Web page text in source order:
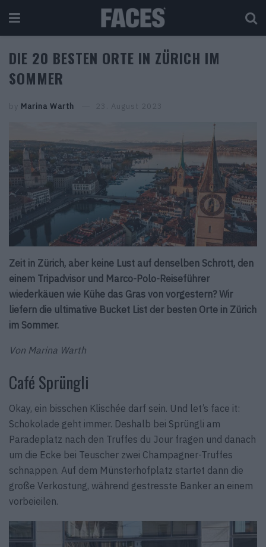
DIE 20 BESTEN ORTE IN ZÜRICH IM
SOMMER
by Marina Warth 23. August 2023
Zeit in Zürich, aber keine Lust auf denselben Schrott, den
einem Tripadvisor und Marco-Polo-Reiseführer
wiederkäuen wie Kühe das Gras von vorgestern? Wir
liefern die ultimative Bucket List der besten Orte in Zürich
im Sommer.
Von Marina Warth
Café Sprüngli
Okay, ein bisschen Klischée darf sein. Und let’s face it:
Schokolade geht immer. Deshalb bei Sprüngli am
Paradeplatz nach den Truffes du Jour fragen und danach
um die Ecke bei Teuscher zwei Champagner-Truffes
schnappen. Auf dem Münsterhofplatz startet dann die
große Verkostung, während gestresste Banker an einem
vorbeieilen.